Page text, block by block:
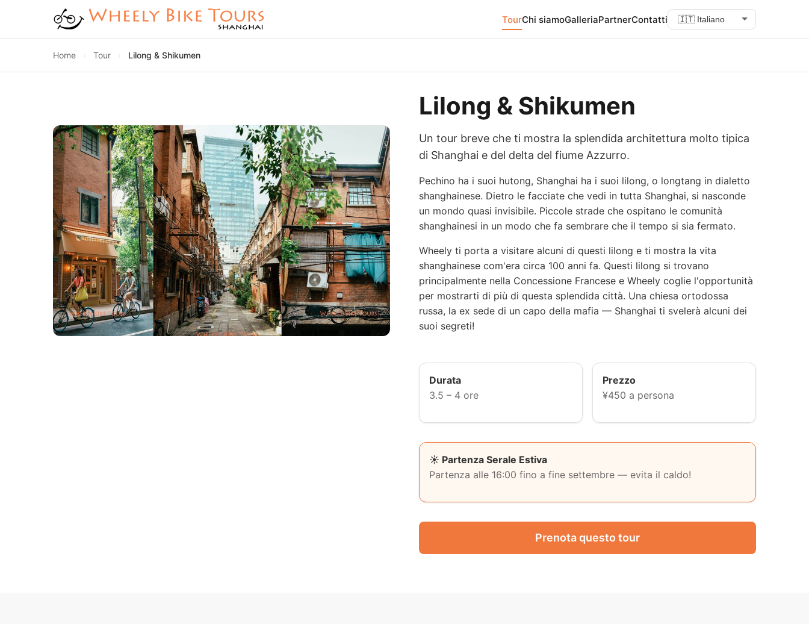
TourChi siamoGalleriaPartnerContattiSeleziona lingua
Home › Tour › Lilong & Shikumen
Lilong & Shikumen
Un tour breve che ti mostra la splendida architettura molto tipica
di Shanghai e del delta del fiume Azzurro.
Pechino ha i suoi hutong, Shanghai ha i suoi lilong, o longtang in dialetto
shanghainese. Dietro le facciate che vedi in tutta Shanghai, si nasconde
un mondo quasi invisibile. Piccole strade che ospitano le comunità
shanghainesi in un modo che fa sembrare che il tempo si sia fermato.
Wheely ti porta a visitare alcuni di questi lilong e ti mostra la vita
shanghainese com'era circa 100 anni fa. Questi lilong si trovano
principalmente nella Concessione Francese e Wheely coglie l'opportunità
per mostrarti di più di questa splendida città. Una chiesa ortodossa
russa, la ex sede di un capo della mafia — Shanghai ti svelerà alcuni dei
suoi segreti!
Durata
3.5 – 4 ore
Prezzo
¥450 a persona
☀️ Partenza Serale Estiva
Partenza alle 16:00 fino a fine settembre — evita il caldo!
Prenota questo tour